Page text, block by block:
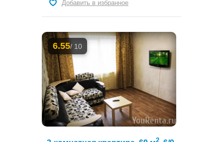
Добавить в избранное
6.55/ 10
2